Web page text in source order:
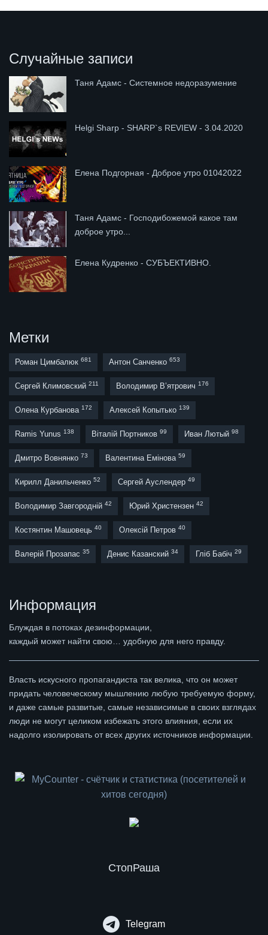
Случайные записи
Таня Адамс - Системное недоразумение
Helgi Sharp - SHARP`s REVIEW - 3.04.2020
Елена Подгорная - Доброе утро 01042022
Таня Адамс - Господибожемой какое там
доброе утро...
Елена Кудренко - СУБЪЕКТИВНО.
Метки
Роман Цимбалюк 681 Антон Санченко 653
Сергей Климовский 211 Володимир В’ятрович 176
Олена Курбанова 172 Алексей Копытько 139
Ramis Yunus 138 Віталій Портников 99 Иван Лютый 98
Дмитро Вовнянко 73 Валентина Емінова 59
Кирилл Данильченко 52 Сергей Ауслендер 49
Володимир Завгородній 42 Юрий Христензен 42
Костянтин Машовець 40 Олексій Петров 40
Валерій Прозапас 35 Денис Казанский 34 Гліб Бабіч 29
Информация
Блуждая в потоках дезинформации,
каждый может найти свою… удобную для него правду.
Власть искусного пропагандиста так велика, что он может
придать человеческому мышлению любую требуемую форму,
и даже самые развитые, самые независимые в своих взглядах
люди не могут целиком избежать этого влияния, если их
надолго изолировать от всех других источников информации.
СтопРаша
Telegram